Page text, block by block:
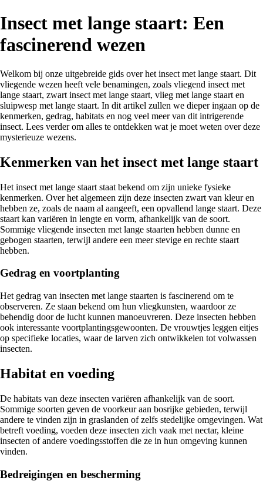
Insect met lange staart: Een
fascinerend wezen
Welkom bij onze uitgebreide gids over het insect met lange staart. Dit
vliegende wezen heeft vele benamingen, zoals vliegend insect met
lange staart, zwart insect met lange staart, vlieg met lange staart en
sluipwesp met lange staart. In dit artikel zullen we dieper ingaan op de
kenmerken, gedrag, habitats en nog veel meer van dit intrigerende
insect. Lees verder om alles te ontdekken wat je moet weten over deze
mysterieuze wezens.
Kenmerken van het insect met lange staart
Het insect met lange staart staat bekend om zijn unieke fysieke
kenmerken. Over het algemeen zijn deze insecten zwart van kleur en
hebben ze, zoals de naam al aangeeft, een opvallend lange staart. Deze
staart kan variëren in lengte en vorm, afhankelijk van de soort.
Sommige vliegende insecten met lange staarten hebben dunne en
gebogen staarten, terwijl andere een meer stevige en rechte staart
hebben.
Gedrag en voortplanting
Het gedrag van insecten met lange staarten is fascinerend om te
observeren. Ze staan bekend om hun vliegkunsten, waardoor ze
behendig door de lucht kunnen manoeuvreren. Deze insecten hebben
ook interessante voortplantingsgewoonten. De vrouwtjes leggen eitjes
op specifieke locaties, waar de larven zich ontwikkelen tot volwassen
insecten.
Habitat en voeding
De habitats van deze insecten variëren afhankelijk van de soort.
Sommige soorten geven de voorkeur aan bosrijke gebieden, terwijl
andere te vinden zijn in graslanden of zelfs stedelijke omgevingen. Wat
betreft voeding, voeden deze insecten zich vaak met nectar, kleine
insecten of andere voedingsstoffen die ze in hun omgeving kunnen
vinden.
Bedreigingen en bescherming